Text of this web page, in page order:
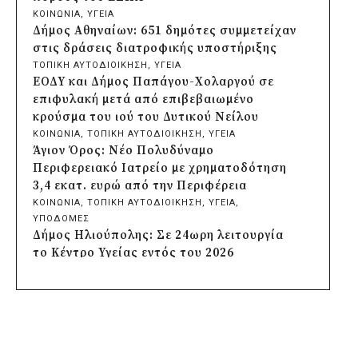
Δήμος Ηρακλείου Αττικής: Συμβάσεις
645.000 ευρώ για τη φροντίδα των
αδέσποτων ζώων
πριν από μία μέρα
Περιφέρεια Θεσσαλίας: Νέος
ιατροτεχνολογικός εξοπλισμός και
αναβάθμιση του ΚΕΦΙΑΠ Καρδίτσας
πριν από 2 μέρες
Δήμος Αθηναίων: 651 δημότες συμμετείχαν
στις δράσεις διατροφικής υποστήριξης
πριν από 2 μέρες
Συνεργασία Περιφέρειας Κρήτης με
Πανεπιστήμιο Κρήτης και ΙΤΕ για
φοιτητικές εστίες και υποδομές
πριν από 2 μέρες
ΚΟΙΝΩΝΙΑ, ΥΓΕΙΑ
Δήμος Αθηναίων: 651 δημότες συμμετείχαν
στις δράσεις διατροφικής υποστήριξης
ΤΟΠΙΚΗ ΑΥΤΟΔΙΟΙΚΗΣΗ , ΥΓΕΙΑ
ΕΟΔΥ και Δήμος Παπάγου-Χολαργού σε
επιφυλακή μετά από επιβεβαιωμένο
κρούσμα του ιού του Δυτικού Νείλου
ΚΟΙΝΩΝΙΑ, ΤΟΠΙΚΗ ΑΥΤΟΔΙΟΙΚΗΣΗ , ΥΓΕΙΑ
Άγιον Όρος: Νέο Πολυδύναμο
Περιφερειακό Ιατρείο με χρηματοδότηση
3,4 εκατ. ευρώ από την Περιφέρεια
ΚΟΙΝΩΝΙΑ, ΤΟΠΙΚΗ ΑΥΤΟΔΙΟΙΚΗΣΗ , ΥΓΕΙΑ
ΥΠΟΔΟΜΕΣ
Δήμος Ηλιούπολης: Σε 24ωρη λειτουργία
το Κέντρο Υγείας εντός του 2026
Περιφέρεια Αττικής: Κατάσχεση 6,2 τόνων